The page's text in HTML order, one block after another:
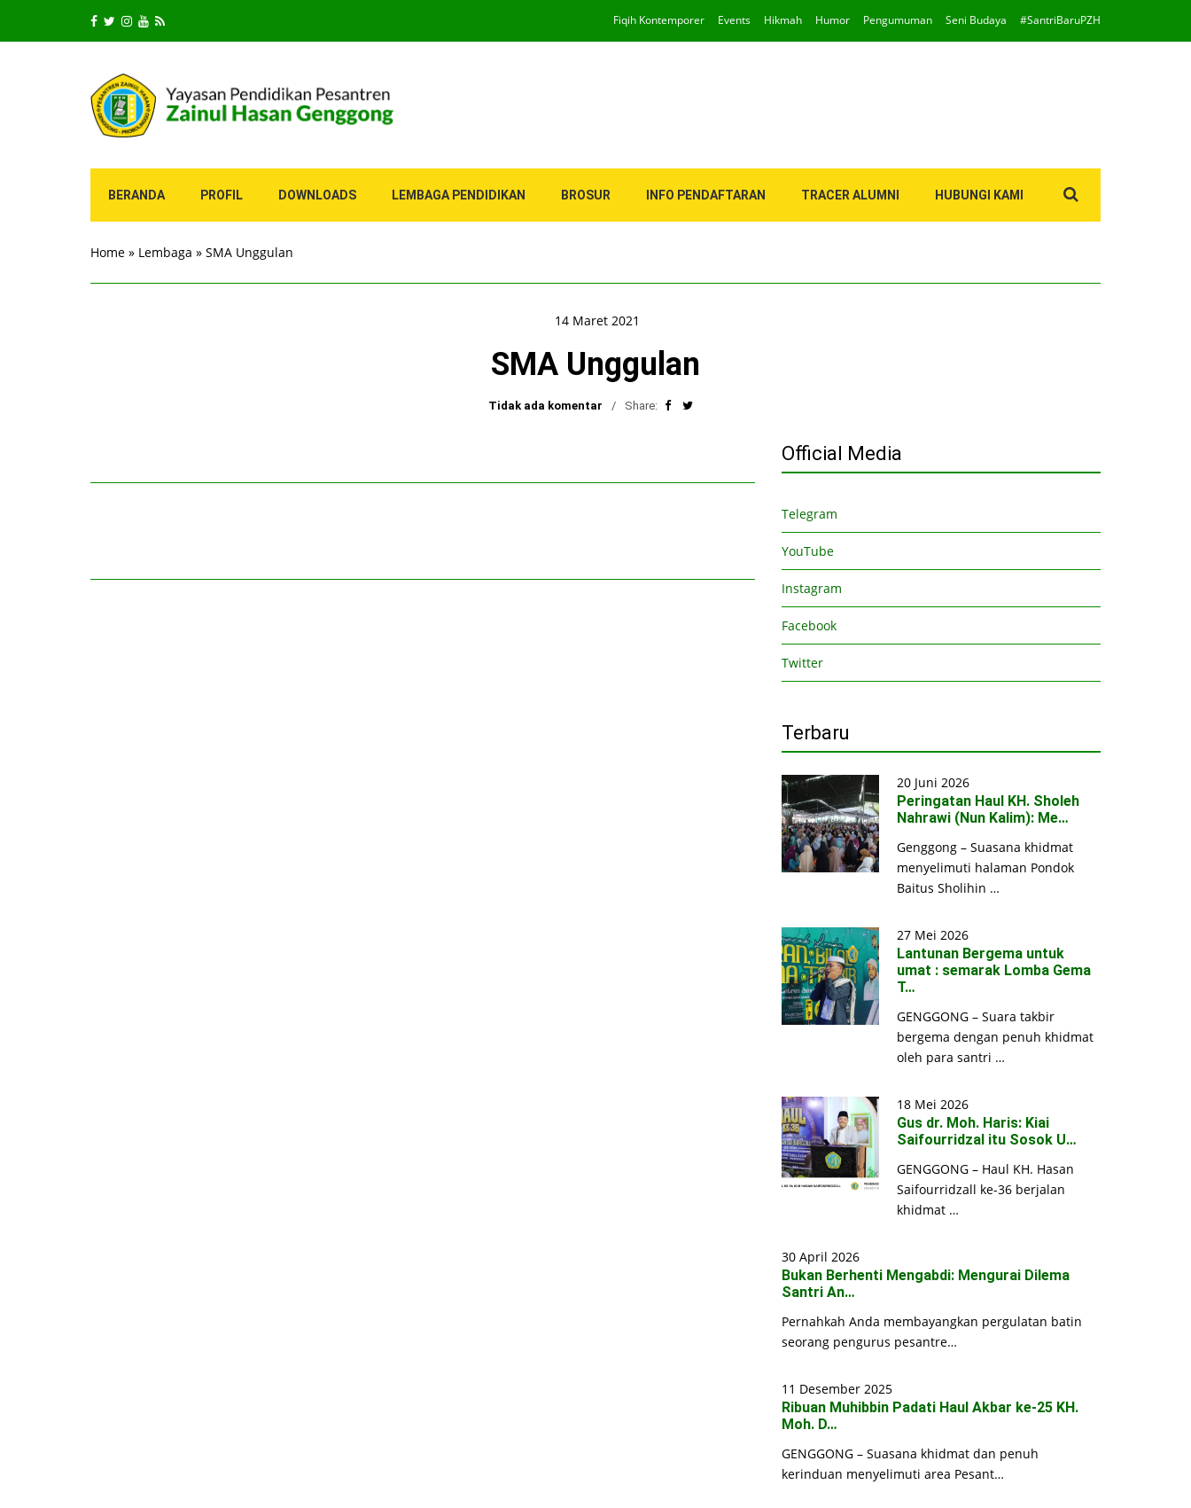
Fiqih Kontemporer Events Hikmah Humor Pengumuman Seni Budaya #SantriBaruPZH
BERANDA PROFIL DOWNLOADS LEMBAGA PENDIDIKAN BROSUR INFO PENDAFTARAN TRACER ALUMNI HUBUNGI KAMI
for:
Home » Lembaga » SMA Unggulan
14 Maret 2021
SMA Unggulan
Tidak ada komentar Share:
Official Media
Telegram
YouTube
Instagram
Facebook
Twitter
Terbaru
20 Juni 2026
Peringatan Haul KH. Sholeh
Nahrawi (Nun Kalim): Me…
Genggong – Suasana khidmat
menyelimuti halaman Pondok
Baitus Sholihin …
27 Mei 2026
Lantunan Bergema untuk
umat : semarak Lomba Gema
T…
GENGGONG – Suara takbir
bergema dengan penuh khidmat
oleh para santri …
18 Mei 2026
Gus dr. Moh. Haris: Kiai
Saifourridzal itu Sosok U…
GENGGONG – Haul KH. Hasan
Saifourridzall ke-36 berjalan
khidmat …
30 April 2026
Bukan Berhenti Mengabdi: Mengurai Dilema
Santri An…
Pernahkah Anda membayangkan pergulatan batin
seorang pengurus pesantre…
11 Desember 2025
Ribuan Muhibbin Padati Haul Akbar ke-25 KH.
Moh. D…
GENGGONG – Suasana khidmat dan penuh
kerinduan menyelimuti area Pesant…